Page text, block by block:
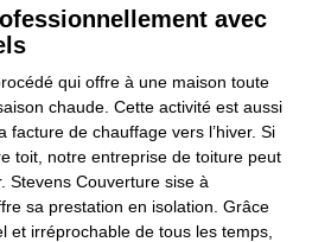
avec
qui offre à une maison toute
chaude. Cette activité est aussi
facture de chauffage vers l’hiver. Si
toit, notre entreprise de toiture peut
Stevens Couverture sise à
sa prestation en isolation. Grâce
et irréprochable de tous les temps,